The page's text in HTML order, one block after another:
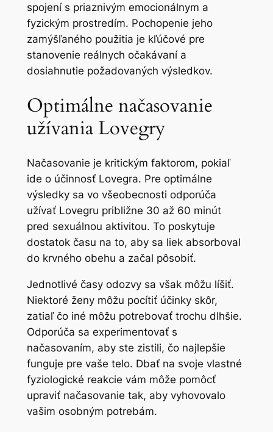
spojení s priaznivým emocionálnym a
fyzickým prostredím. Pochopenie jeho
zamýšľaného použitia je kľúčové pre
stanovenie reálnych očakávaní a
dosiahnutie požadovaných výsledkov.
Optimálne načasovanie
užívania Lovegry
Načasovanie je kritickým faktorom, pokiaľ
ide o účinnosť Lovegra. Pre optimálne
výsledky sa vo všeobecnosti odporúča
užívať Lovegru približne 30 až 60 minút
pred sexuálnou aktivitou. To poskytuje
dostatok času na to, aby sa liek absorboval
do krvného obehu a začal pôsobiť.
Jednotlivé časy odozvy sa však môžu líšiť.
Niektoré ženy môžu pocítiť účinky skôr,
zatiaľ čo iné môžu potrebovať trochu dlhšie.
Odporúča sa experimentovať s
načasovaním, aby ste zistili, čo najlepšie
funguje pre vaše telo. Dbať na svoje vlastné
fyziologické reakcie vám môže pomôcť
upraviť načasovanie tak, aby vyhovovalo
vašim osobným potrebám.